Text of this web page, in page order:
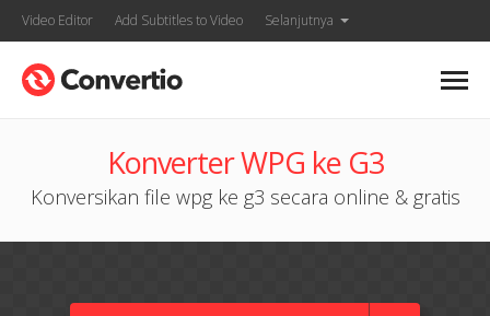
Video Editor Add Subtitles to Video Selanjutnya
Konverter WPG ke G3
Konversikan file wpg ke g3 secara online & gratis